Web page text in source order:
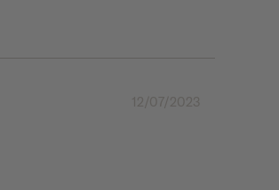
12/07/2023